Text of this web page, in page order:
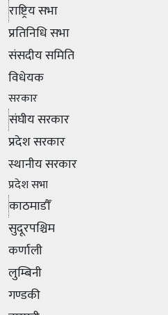
राष्ट्रिय सभा
प्रतिनिधि सभा
संसदीय समिति
विधेयक
सरकार
संघीय सरकार
प्रदेश सरकार
स्थानीय सरकार
प्रदेश सभा
काठमाडौँ
सुदूरपश्चिम
कर्णाली
लुम्बिनी
गण्डकी